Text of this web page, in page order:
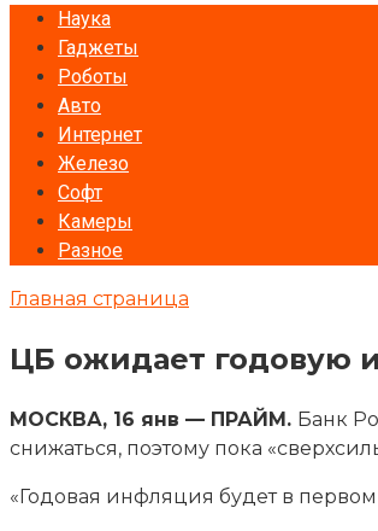
Наука
Гаджеты
Роботы
Авто
Интернет
Железо
Софт
Камеры
Разное
Главная страница
ЦБ ожидает годовую
МОСКВА, 16 янв — ПРАЙМ. Банк
снижаться, поэтому пока
«Годовая инфляция будет в